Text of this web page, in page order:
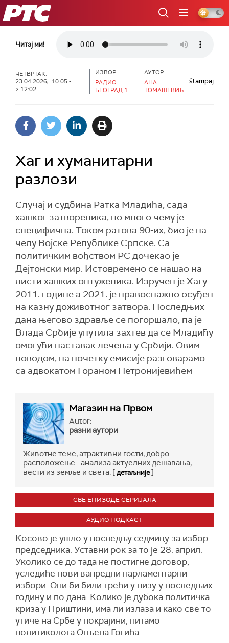
РТС
Читај ми!
ЧЕТВРТАК,
23.04.2026, 10:05 -
> 12:02
ИЗВОР:
РАДИО
БЕОГРАД 1
АУТОР:
АНА
ТОМАШЕВИЋ
štampaj
Хаг и хуманитарни
разлози
Случај и судбина Ратка Младића, сада
хашког затвореника, по много чему је
специфична. Током ратова 90-их, био је на
челу Војске Републике Српске. Са
политичким вођством РС дочекао је
Дејтонски мир. Истовремено се нашао на
листи хашких оптуженика. Изручен је Хагу
2011. године а 2021. је правоснажно осуђен
на казну доживотног затвора. Последњих
дана његово здравље се погоршало, па је
Влада Србије упутила захтев да се Младићу
омогући наставак лечења у Србији. Овим
поводом, на почетку емисије разговарамо
са адвокатом Гораном Петронијевићем
Магазин на Првом
Autor:
разни аутори
Животне теме, атрактивни гости, добро
расположење - анализа актуелних дешавања,
вести из земље и света. [детаљније]
СВЕ ЕПИЗОДЕ СЕРИЈАЛА
АУДИО ПОДКАСТ
Косово је ушло у последњу седмицу за избор
председника. Уставни рок за то је 28. април.
Уколико се до тада не постигне договор,
уследиће нови ванредни парламентарни
избори. Они би били трећи у низу у последњих
годину и по дана. Колико је дубока политичка
криза у Приштини, има ли излаза и како све то
утиче на Србе у покрајини, питамо
политиколога Огњена Гогића.